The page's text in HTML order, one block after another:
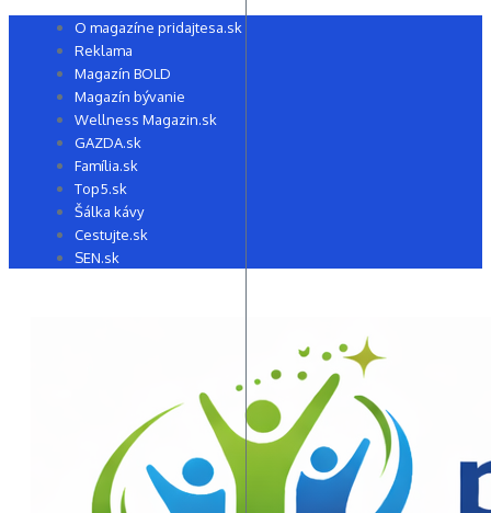
Preskočiť O magazíne pridajtesa.sk
Reklama
Magazín BOLD
Magazín bývanie
Wellness Magazin.sk
GAZDA.sk
Família.sk
Top5.sk
Šálka kávy
Cestujte.sk
SEN.sk